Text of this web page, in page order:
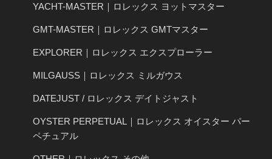
YACHT-MASTER｜ロレックス ヨットマスター
GMT-MASTER｜ロレックス GMTマスター
EXPLORER｜ロレックス エクスプローラー
MILGAUSS｜ロレックス ミルガウス
DATEJUST / ロレックス デイトジャスト
OYSTER PERPETUAL｜ロレックス オイスター パー
ペチュアル